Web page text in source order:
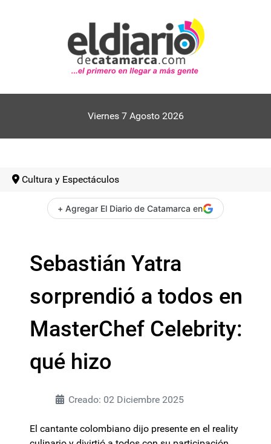
Viernes 7 Agosto 2026
Cultura y Espectáculos
+ Agregar El Diario de Catamarca en
Sebastián Yatra
sorprendió a todos en
MasterChef Celebrity:
qué hizo
Creado: 02 Diciembre 2025
El cantante colombiano dijo presente en el reality